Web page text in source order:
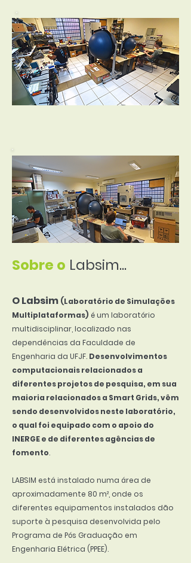
Sobre o Labsim...
O Labsim (Laboratório de Simulações
Multiplataformas) é um laboratório
multidisciplinar, localizado nas
dependências da Faculdade de
Engenharia da UFJF. Desenvolvimentos
computacionais relacionados a
diferentes projetos de pesquisa, em sua
maioria relacionados a Smart Grids, vêm
sendo desenvolvidos neste laboratório,
o qual foi equipado com o apoio do
INERGE e de diferentes agências de
fomento.
LABSIM está instalado numa área de
aproximadamente 80 m², onde os
diferentes equipamentos instalados dão
suporte à pesquisa desenvolvida pelo
Programa de Pós Graduação em
Engenharia Elétrica (PPEE).